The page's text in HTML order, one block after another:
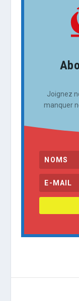
Joignez
manquer